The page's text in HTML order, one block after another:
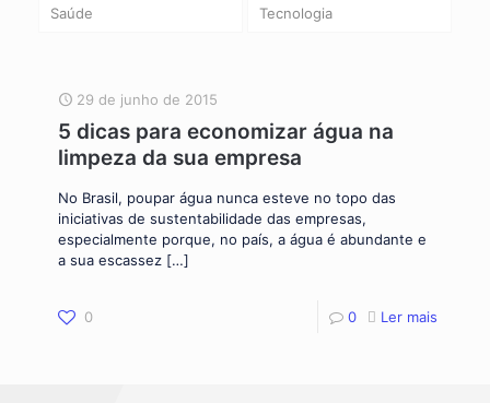
Saúde Tecnologia
29 de junho de 2015
5 dicas para economizar água na
limpeza da sua empresa
No Brasil, poupar água nunca esteve no topo das
iniciativas de sustentabilidade das empresas,
especialmente porque, no país, a água é abundante e
a sua escassez […]
0 0 Ler mais